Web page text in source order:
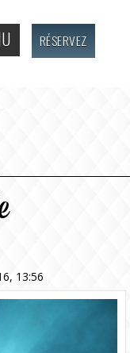
RÉSERVEZ
13:56